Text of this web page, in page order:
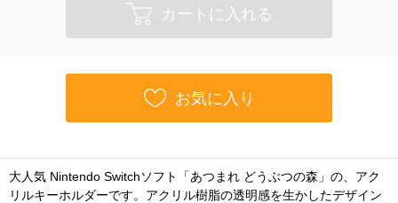
カートに入れる
お気に入り
大人気 Nintendo Switchソフト「あつまれ どうぶつの森」の、アク
リルキーホルダーです。アクリル樹脂の透明感を生かしたデザイン